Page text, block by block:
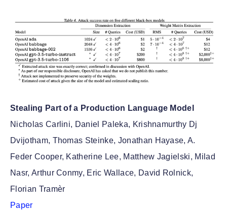
Stealing Part of a Production Language Model
Nicholas Carlini, Daniel Paleka, Krishnamurthy Dj
Dvijotham, Thomas Steinke, Jonathan Hayase, A.
Feder Cooper, Katherine Lee, Matthew Jagielski, Milad
Nasr, Arthur Conmy, Eric Wallace, David Rolnick,
Florian Tramèr
Paper